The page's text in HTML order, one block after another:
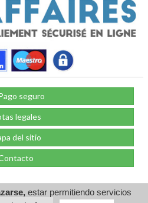
seguro
legales
del sitio
by GDN
estar permitiendo servicios